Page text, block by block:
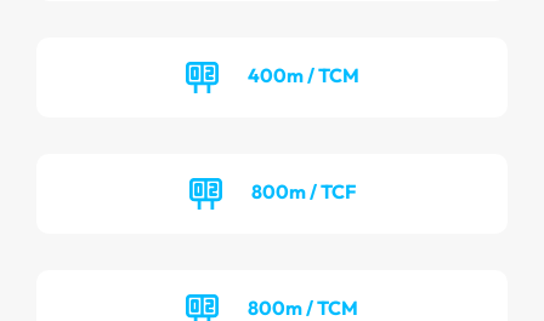
400m / TCM
800m / TCF
800m / TCM